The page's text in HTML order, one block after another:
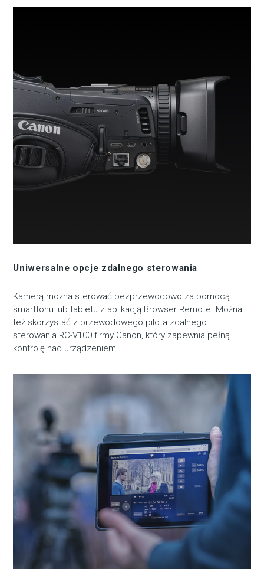
Uniwersalne opcje zdalnego sterowania
Kamerą można sterować bezprzewodowo za pomocą
smartfonu lub tabletu z aplikacją Browser Remote. Można
też skorzystać z przewodowego pilota zdalnego
sterowania RC-V100 firmy Canon, który zapewnia pełną
kontrolę nad urządzeniem.